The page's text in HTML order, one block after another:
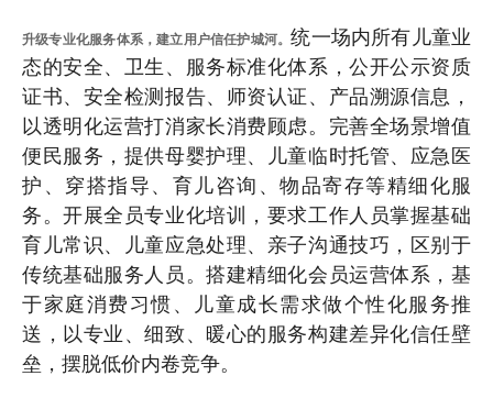
升级专业化服务体系，建立用户信任护城河。统一场内所有儿童业
态的安全、卫生、服务标准化体系，公开公示资质
证书、安全检测报告、师资认证、产品溯源信息，
以透明化运营打消家长消费顾虑。完善全场景增值
便民服务，提供母婴护理、儿童临时托管、应急医
护、穿搭指导、育儿咨询、物品寄存等精细化服
务。开展全员专业化培训，要求工作人员掌握基础
育儿常识、儿童应急处理、亲子沟通技巧，区别于
传统基础服务人员。搭建精细化会员运营体系，基
于家庭消费习惯、儿童成长需求做个性化服务推
送，以专业、细致、暖心的服务构建差异化信任壁
垒，摆脱低价内卷竞争。